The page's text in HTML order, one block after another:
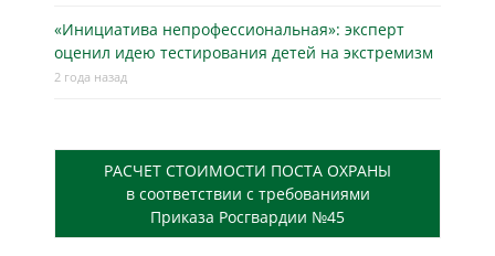
«Инициатива непрофессиональная»: эксперт
оценил идею тестирования детей на экстремизм
2 года назад
РАСЧЕТ СТОИМОСТИ ПОСТА ОХРАНЫ
в соответствии с требованиями
Приказа Росгвардии №45